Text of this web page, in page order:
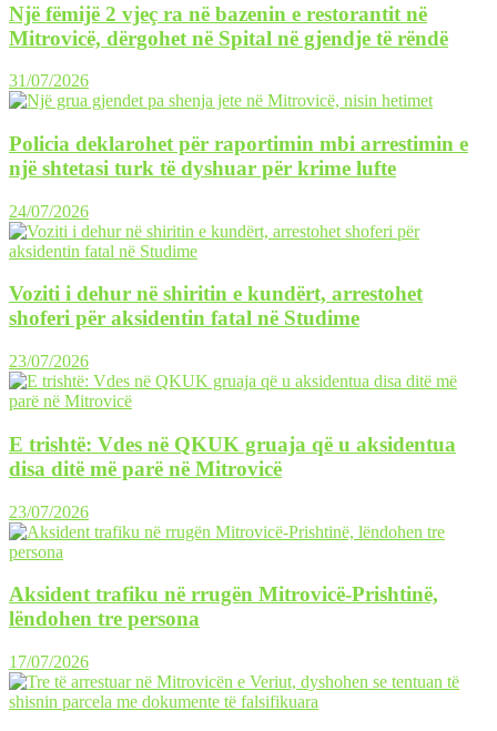
Një fëmijë 2 vjeç ra në bazenin e restorantit në
Mitrovicë, dërgohet në Spital në gjendje të rëndë
31/07/2026
Policia deklarohet për raportimin mbi arrestimin e
një shtetasi turk të dyshuar për krime lufte
24/07/2026
Voziti i dehur në shiritin e kundërt, arrestohet
shoferi për aksidentin fatal në Studime
23/07/2026
E trishtë: Vdes në QKUK gruaja që u aksidentua
disa ditë më parë në Mitrovicë
23/07/2026
Aksident trafiku në rrugën Mitrovicë-Prishtinë,
lëndohen tre persona
17/07/2026